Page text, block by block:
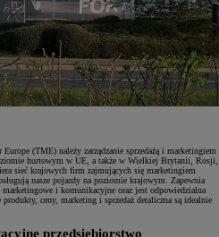
(TME) należy zarządzanie sprzedażą i marketingiem
hurtowym w UE, a także w Wielkiej Brytanii, Rosji,
sieć krajowych firm zajmujących się marketingiem
nasze pojazdy na poziomie krajowym. Zapewnia
i komunikacyjne oraz jest odpowiedzialna
ceny, marketing i sprzedaż detaliczna są idealnie
przedsiębiorstwo